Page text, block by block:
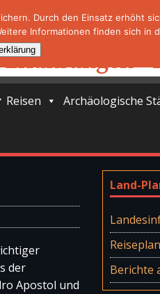
Reisen Archäologische
der
Apostol und
Land-
Berichte
Durch den Einsatz erhöht
Informationen finden sich in